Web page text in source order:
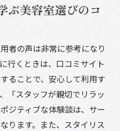
ぶ美容室選びのコ
者の声は非常に参考になり
行くときは、口コミサイト
ることで、安心して利用す
「スタッフが親切でリラッ
ジティブな体験談は、サー
ります。また、スタイリス